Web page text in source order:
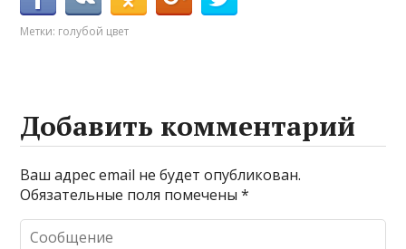
Метки: голубой цвет
Добавить комментарий
Ваш адрес email не будет опубликован.
Обязательные поля помечены*